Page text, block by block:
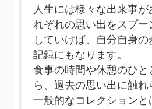
人生には様々な出来事
れぞれの思い出をスプ
していけば、自分自身
記録にもなります。
食事の時間や休憩のひ
ら、過去の思い出に触れ
一般的なコレクション